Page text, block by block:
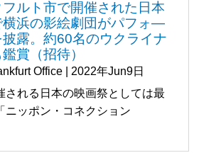
フルト市で開催された日本
横浜の影絵劇団がパフォ―
露。約60名のウクライナ
賞（招待）
Office| 2022年Jun9日
される日本の映画祭としては最
ニッポン・コネクション